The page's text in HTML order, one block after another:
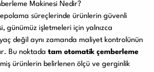
Makinesi Nedir?
süreçlerinde ürünlerin güvenli
günümüz işletmeleri için yalnızca
değil aynı zamanda maliyet kontrolünün
Bu noktada tam otomatik çemberleme
ürünlerin belirlenen ölçü ve gerginlik